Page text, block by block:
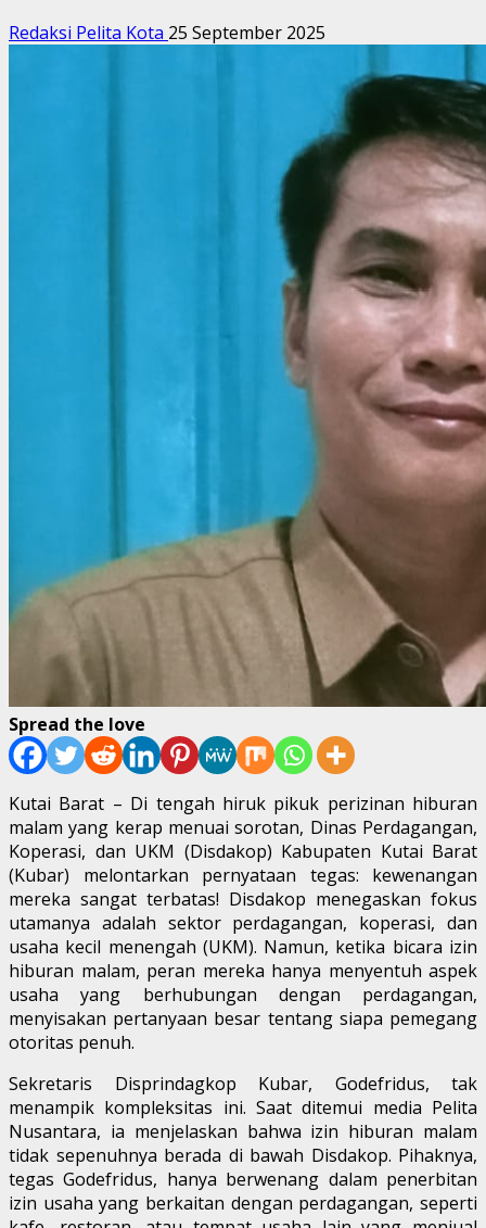
Redaksi Pelita Kota 25 September 2025
Spread the love
Kutai Barat – Di tengah hiruk pikuk perizinan hiburan
malam yang kerap menuai sorotan, Dinas Perdagangan,
Koperasi, dan UKM (Disdakop) Kabupaten Kutai Barat
(Kubar) melontarkan pernyataan tegas: kewenangan
mereka sangat terbatas! Disdakop menegaskan fokus
utamanya adalah sektor perdagangan, koperasi, dan
usaha kecil menengah (UKM). Namun, ketika bicara izin
hiburan malam, peran mereka hanya menyentuh aspek
usaha yang berhubungan dengan perdagangan,
menyisakan pertanyaan besar tentang siapa pemegang
otoritas penuh.
Sekretaris Disprindagkop Kubar, Godefridus, tak
menampik kompleksitas ini. Saat ditemui media Pelita
Nusantara, ia menjelaskan bahwa izin hiburan malam
tidak sepenuhnya berada di bawah Disdakop. Pihaknya,
tegas Godefridus, hanya berwenang dalam penerbitan
izin usaha yang berkaitan dengan perdagangan, seperti